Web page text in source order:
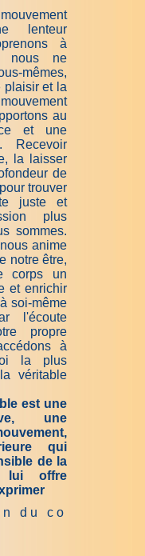
lenteur
à
nous ne
mêmes,
plaisir et la
au
et une
Recevoir
la laisser
de
trouver
juste et
plus
sommes.
anime
notre être,
corps un
et en­ri­chir
soi-même
l'écoute
propre
à
la plus
véritable
est une
une
qui
de la
offre
n d u c o